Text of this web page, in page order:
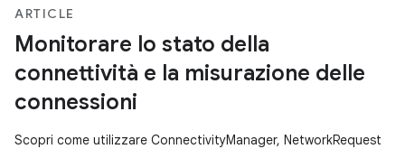
ARTICLE
Monitorare lo stato della
connettività e la misurazione delle
connessioni
Scopri come utilizzare ConnectivityManager, NetworkRequest